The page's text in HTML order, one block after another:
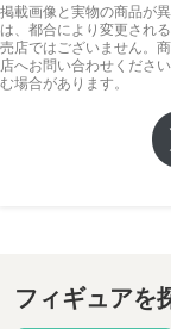
掲載画像と実物の商品が
は、都合により変更され
売店ではございません。
店へお問い合わせくださ
む場合があります。
フィギュアを